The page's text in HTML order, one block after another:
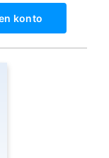
konto